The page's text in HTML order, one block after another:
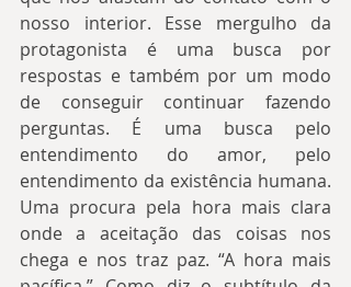
nosso interior. Esse mergulho da
protagonista é uma busca por
respostas e também por um modo
de conseguir continuar fazendo
perguntas. É uma busca pelo
entendimento do amor, pelo
entendimento da existência humana.
Uma procura pela hora mais clara
onde a aceitação das coisas nos
chega e nos traz paz. “A hora mais